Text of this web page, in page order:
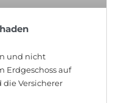
und nicht
Erdgeschoss auf
die Versicherer